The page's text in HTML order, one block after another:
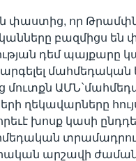
փաստից, որ
բազմիցս են
դեմ պայքարը
արգելել մահմեդական
մուտքն
ղեկավարները
խոսք կասի
արշավի